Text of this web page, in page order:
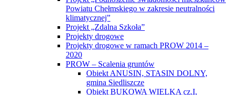
Powiatu Chełmskiego w zakresie neutralności
klimatycznej”
Projekt „Zdalna Szkoła”
Projekty drogowe
Projekty drogowe w ramach PROW 2014 –
2020
PROW – Scalenia gruntów
Obiekt ANUSIN, STASIN DOLNY,
gmina Siedliszcze
Obiekt BUKOWA WIELKA cz.I,